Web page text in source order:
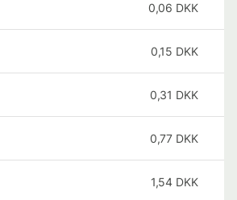
0,06 DKK
0,15 DKK
0,31 DKK
0,77 DKK
1,54 DKK